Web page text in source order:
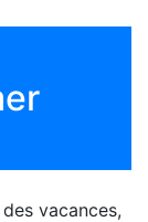
vacances,